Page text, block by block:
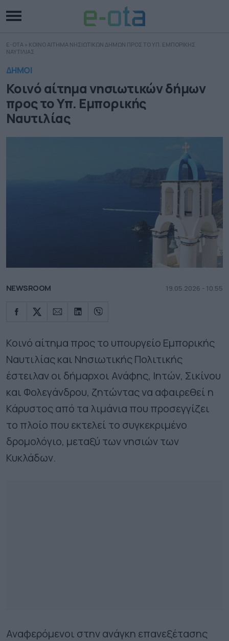
E-OTA » ΚΟΙΝΟ ΑΙΤΗΜΑ ΝΗΣΙΩΤΙΚΩΝ ΔΗΜΩΝ ΠΡΟΣ ΤΟ ΥΠ. ΕΜΠΟΡΙΚΗΣ
ΝΑΥΤΙΛΙΑΣ
ΔΗΜΟΙ
Κοινό αίτημα νησιωτικών δήμων
προς το Υπ. Εμπορικής
Ναυτιλίας
NEWSROOM 19.05.2026 - 10.55
Κοινό αίτημα προς το υπουργείο Εμπορικής
Ναυτιλίας και Νησιωτικής Πολιτικής
έστειλαν οι δήμαρχοι Ανάφης, Ιητών, Σικίνου
και Φολεγάνδρου, ζητώντας να αφαιρεθεί η
Κάρυστος από τα λιμάνια που προσεγγίζει
το πλοίο που εκτελεί το συγκεκριμένο
δρομολόγιο, μεταξύ των νησιών των
Κυκλάδων.
Αναφερόμενοι στην ανάγκη επανεξέτασης